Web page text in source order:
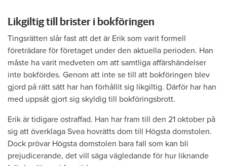
Likgiltig till brister i bokföringen
Tingsrätten slår fast att det är Erik som varit formell
företrädare för företaget under den aktuella perioden. Han
måste ha varit medveten om att samtliga affärshändelser
inte bokfördes. Genom att inte se till att bokföringen blev
gjord på rätt sätt har han förhållit sig likgiltig. Därför har han
med uppsåt gjort sig skyldig till bokföringsbrott.
Erik är tidigare ostraffad. Han har fram till den 21 oktober på
sig att överklaga Svea hovrätts dom till Högsta domstolen.
Dock prövar Högsta domstolen bara fall som kan bli
prejudicerande, det vill säga vägledande för hur liknande